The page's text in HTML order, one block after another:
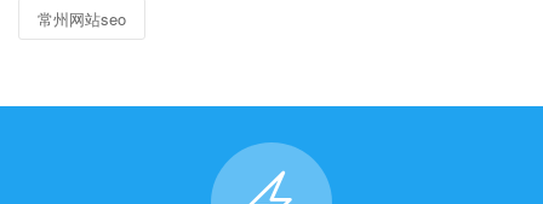
常州网站seo